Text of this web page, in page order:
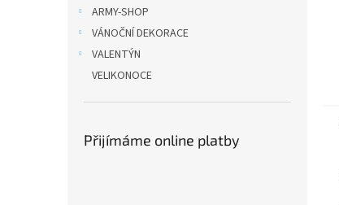
ARMY-SHOP
VÁNOČNÍ DEKORACE
VALENTÝN
VELIKONOCE
Přijímáme online platby